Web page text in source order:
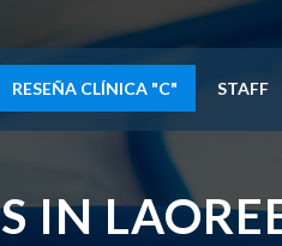
RESEÑA CLÍNICA "C" STAFF
IN